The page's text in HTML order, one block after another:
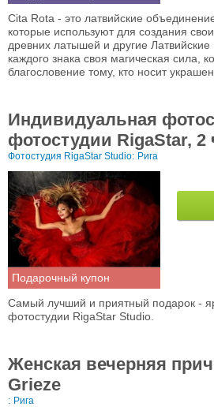
Cita Rota - это латвийские
которые используют для создания
древних латышей и другие
каждого знака своя магическая сила,
благословение тому, кто носит
Индивидуальная
фотостудии RigaStar, 2
Фотостудия RigaStar Studio: Рига
Подарочный купон
Самый лучший и приятный подарок -
фотостудии RigaStar Studio.
Женская вечерняя
Grieze
: Рига